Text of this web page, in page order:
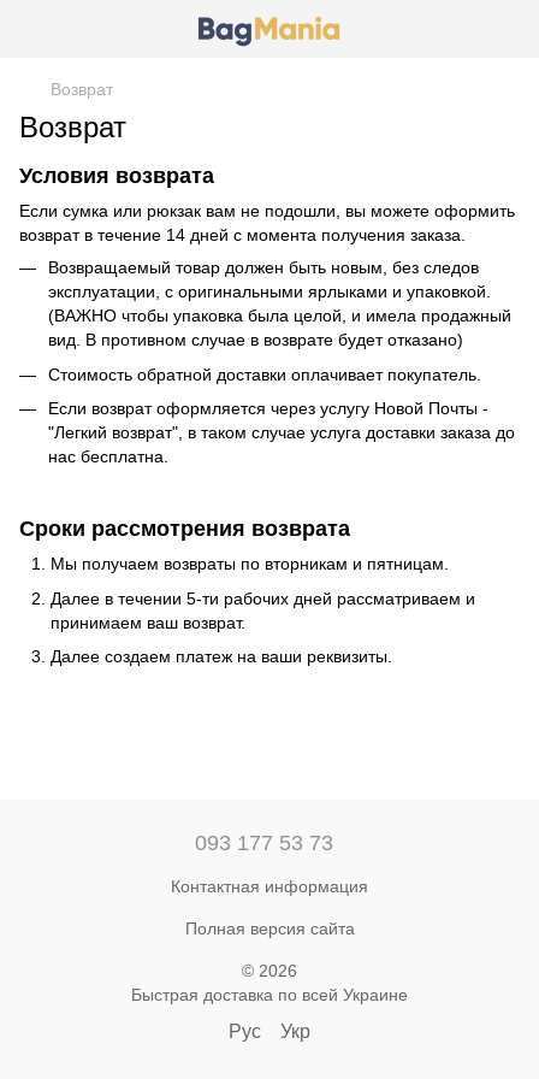
Возврат
Возврат
Условия возврата
Если сумка или рюкзак вам не подошли, вы можете оформить
возврат в течение 14 дней с момента получения заказа.
Возвращаемый товар должен быть новым, без следов
эксплуатации, с оригинальными ярлыками и упаковкой.
(ВАЖНО чтобы упаковка была целой, и имела продажный
вид. В противном случае в возврате будет отказано)
Стоимость обратной доставки оплачивает покупатель.
Если возврат оформляется через услугу Новой Почты -
"Легкий возврат", в таком случае услуга доставки заказа до
нас бесплатна.
Сроки рассмотрения возврата
Мы получаем возвраты по вторникам и пятницам.
Далее в течении 5-ти рабочих дней рассматриваем и
принимаем ваш возврат.
Далее создаем платеж на ваши реквизиты.
093 177 53 73
Контактная информация
Полная версия сайта
© 2026
Быстрая доставка по всей Украине
Рус Укр